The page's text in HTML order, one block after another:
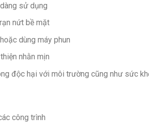
sử dụng
nứt bề mặt
dùng máy phun
nhằn mịn
độc hại với môi trường cũng như sức
công trình